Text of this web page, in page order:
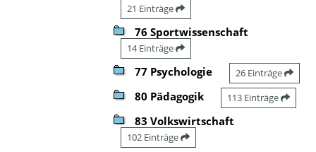
21 Einträge
76 Sportwissenschaft
14 Einträge
77 Psychologie 26 Einträge
80 Pädagogik 113 Einträge
83 Volkswirtschaft
102 Einträge